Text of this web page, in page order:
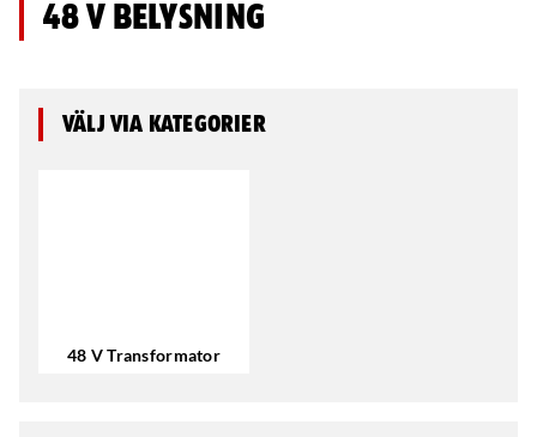
48 V Belysning
Välj via kategorier
48 V Transformator